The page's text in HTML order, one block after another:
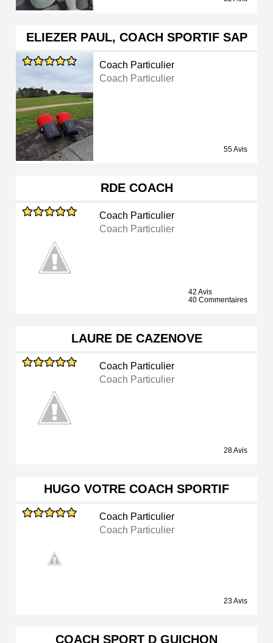
ELIEZER PAUL, COACH SPORTIF SAP
Coach Particulier
Coach Particulier
55 Avis
RDE COACH
Coach Particulier
Coach Particulier
42 Avis
40 Commentaires
LAURE DE CAZENOVE
Coach Particulier
Coach Particulier
28 Avis
HUGO VOTRE COACH SPORTIF
Coach Particulier
Coach Particulier
23 Avis
COACH SPORT D GUICHON